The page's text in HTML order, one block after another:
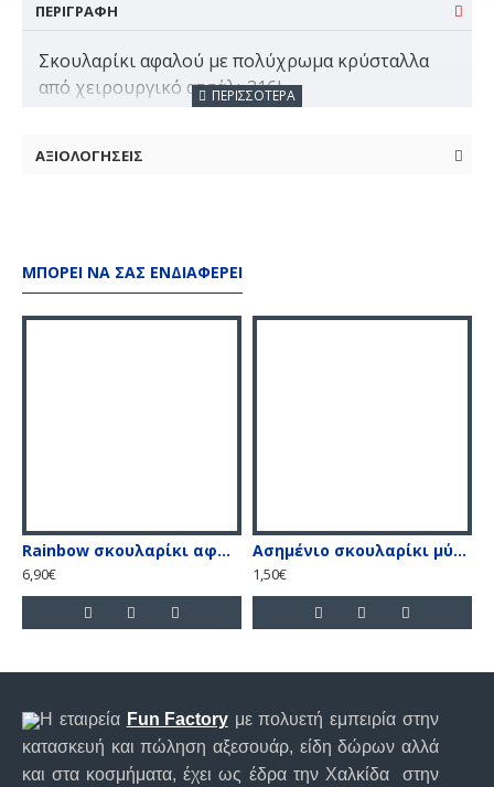
ΠΕΡΙΓΡΑΦΗ
Σκουλαρίκι αφαλού με πολύχρωμα κρύσταλλα
από χειρουργικό ατσάλι 316L
ΑΞΙΟΛΟΓΗΣΕΙΣ
ΜΠΟΡΕΊ ΝΑ ΣΑΣ ΕΝΔΙΑΦΈΡΕΙ
Rainbow σκουλαρίκι αφαλού με λευκές & ιριδίζον πέτρες
6,90€
Ασημένιο σκουλαρίκι μύτης 2mm με γατζάκια
1,50€
Η εταιρεία Fun Factory με πολυετή εμπειρία στην
κατασκευή και πώληση αξεσουάρ, είδη δώρων αλλά
και στα κοσμήματα, έχει ως έδρα την Χαλκίδα στην